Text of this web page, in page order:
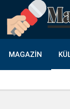
MAGAZIN